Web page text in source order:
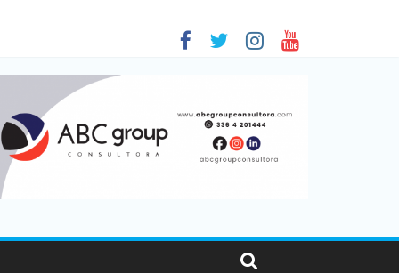
viajaron por el país, un 5,9% más que en 2025